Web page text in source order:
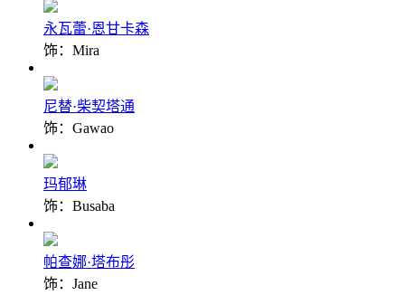
永瓦蕾·恩甘卡森
饰：Mira
尼替·柴契塔通
饰：Gawao
玛郁琳
饰：Busaba
帕查娜·塔布彤
饰：Jane